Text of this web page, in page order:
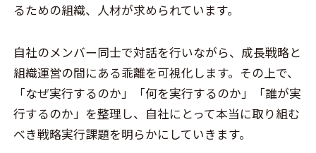
るための組織、人材が求められています。
自社のメンバー同士で対話を行いながら、成長戦略と
組織運営の間にある乖離を可視化します。その上で、
「なぜ実行するのか」「何を実行するのか」「誰が実
行するのか」を整理し、自社にとって本当に取り組む
べき戦略実行課題を明らかにしていきます。